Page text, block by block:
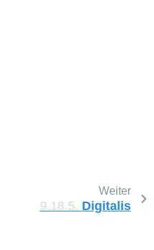
Weiter
9.18.5. Digitalis